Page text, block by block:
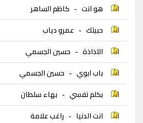
هو انت - كاظم الساهر
حبيتك - عمرو دياب
اللذاذة - حسين الجسمي
باب ابوي - حسين الجسمي
بكلم نفسي - بهاء سلطان
انت الدنيا - راغب علامة